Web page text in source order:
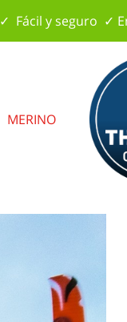
✓ Fácil y seguro ✓
MERINO